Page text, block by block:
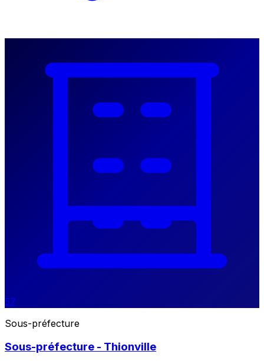
57
Sous-préfecture
Sous-préfecture - Thionville